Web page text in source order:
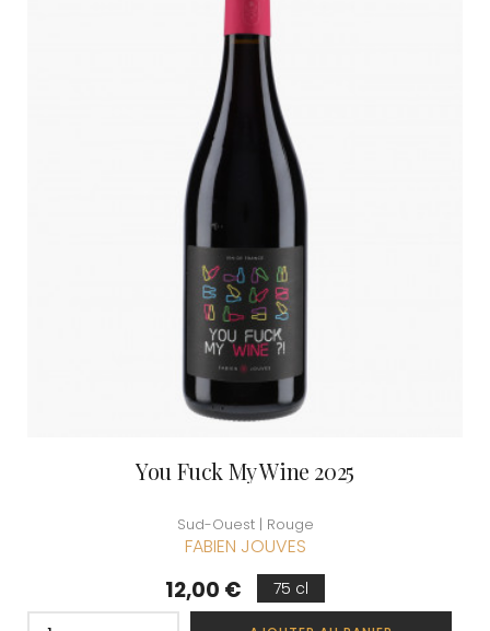
You Fuck My Wine 2025
Sud-Ouest | Rouge
FABIEN JOUVES
Prix
12,00 € 75 cl